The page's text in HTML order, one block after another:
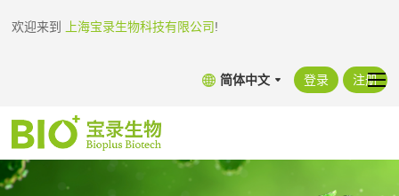
欢迎来到 上海宝录生物科技有限公司!
简体中文 登录 注册